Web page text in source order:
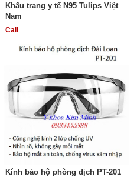
Khẩu trang y tế N95 Tulips Việt
Nam
Call
Kính bảo hộ phòng dịch PT-201